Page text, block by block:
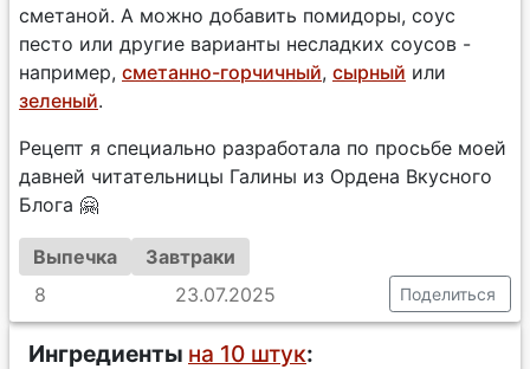
сметаной. А можно добавить помидоры, соус
песто или другие варианты несладких соусов -
например, сметанно-горчичный, сырный или
зеленый.
Рецепт я специально разработала по просьбе моей
давней читательницы Галины из Ордена Вкусного
Блога 🤗
Выпечка
Завтраки
8
23.07.2025 Поделиться
Ингредиенты на 10 штук: